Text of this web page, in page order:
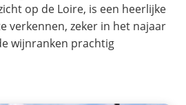
op de Loire, is een heerlijke
verkennen, zeker in het najaar
wijnranken prachtig